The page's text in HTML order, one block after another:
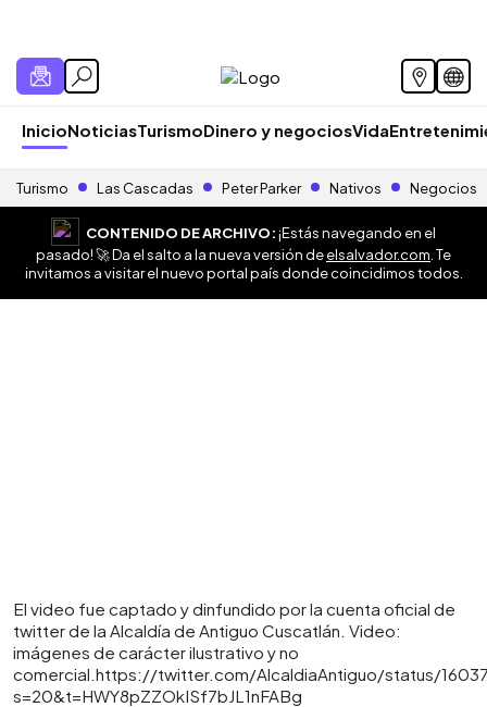
InicioNoticiasTurismoDinero y negociosVida
Turismo Las Cascadas Peter Parker Nativos Negocios
CONTENIDO DE ARCHIVO:¡Estás navegando en el
pasado! 🚀 Da el salto a la nueva versión deelsalvador.com . Te
invitamos a visitar el nuevo portal país donde coincidimos todos.
El video fue captado y dinfundido por la cuenta oficial de
twitter de la Alcaldía de Antiguo Cuscatlán. Video:
imágenes de carácter ilustrativo y no
comercial.https://twitter.com/AlcaldiaAntiguo/status/
s=20&t=HWY8pZZOkISf7bJL1nFABg